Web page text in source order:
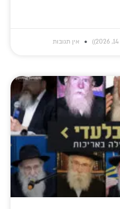
אין תגובות